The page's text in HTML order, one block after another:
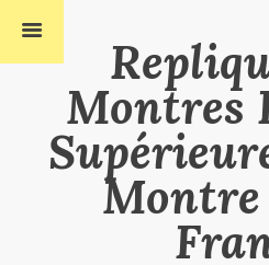
Montres
Montre